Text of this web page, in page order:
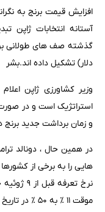
افزایش قیمت برنج به
دلار) تشکیل داده اند.بشر
وزیر کشاورزی ژاپن
استراتژیک است و در صورت
و زمان برداشت جدید
در همین حال ، دونالد
هایی را به برخی از
موقت ۱۱ ٪ به ۵۰ ٪ در تاریخ ۲ آوریل بود.